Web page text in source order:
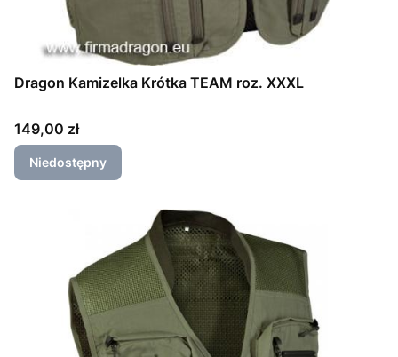
Dragon Kamizelka Krótka TEAM roz. XXXL
Cena
149,00 zł
Niedostępny